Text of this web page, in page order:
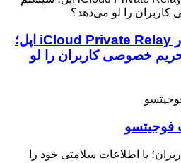
افشای نشت آدرس IP در iCloud Private Relay اپل؛
خصوصی کاربران را لو
فوجیتسو